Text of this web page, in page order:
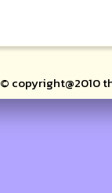
© copyright@2010